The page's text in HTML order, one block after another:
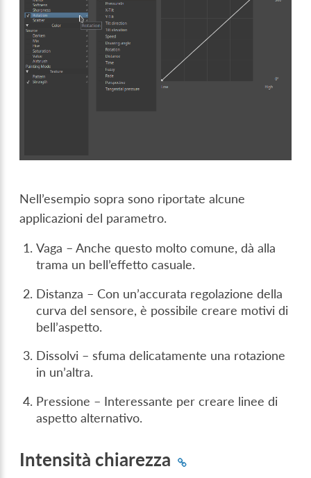
Nell’esempio sopra sono riportate alcune
applicazioni del parametro.
Vaga – Anche questo molto comune, dà alla
trama un bell’effetto casuale.
Distanza – Con un’accurata regolazione della
curva del sensore, è possibile creare motivi di
bell’aspetto.
Dissolvi – sfuma delicatamente una rotazione
in un’altra.
Pressione – Interessante per creare linee di
aspetto alternativo.
Intensità chiarezza